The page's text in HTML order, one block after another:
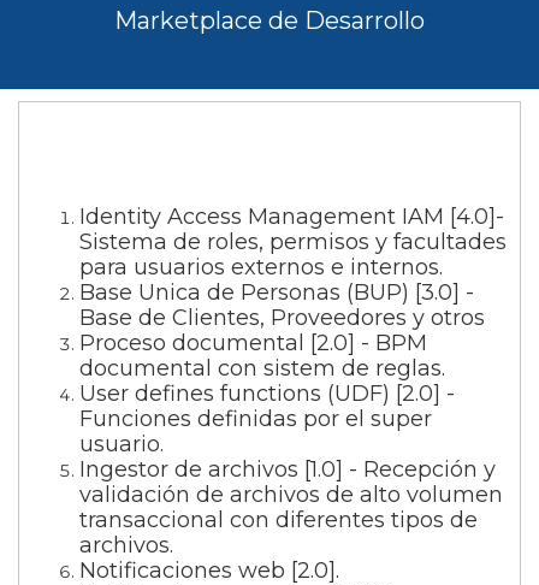
Marketplace de Desarrollo
Identity Access Management IAM [4.0]-
Sistema de roles, permisos y facultades
para usuarios externos e internos.
Base Unica de Personas (BUP) [3.0] -
Base de Clientes, Proveedores y otros
Proceso documental [2.0] - BPM
documental con sistem de reglas.
User defines functions (UDF) [2.0] -
Funciones definidas por el super
usuario.
Ingestor de archivos [1.0] - Recepción y
validación de archivos de alto volumen
transaccional con diferentes tipos de
archivos.
Notificaciones web [2.0].